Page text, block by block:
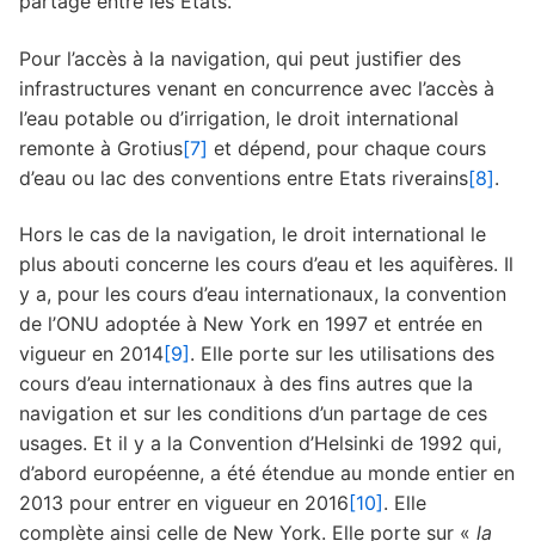
Pour l’accès à la navigation, qui peut justiﬁer des
infrastructures venant en concurrence avec l’accès à
l’eau potable ou d’irrigation, le droit international
remonte à Grotius[7] et dépend, pour chaque cours
d’eau ou lac des conventions entre Etats riverains[8].
Hors le cas de la navigation, le droit international le
plus abouti concerne les cours d’eau et les aquifères. Il
y a, pour les cours d’eau internationaux, la convention
de l’ONU adoptée à New York en 1997 et entrée en
vigueur en 2014[9] . Elle porte sur les utilisations des
cours d’eau internationaux à des ﬁns autres que la
navigation et sur les conditions d’un partage de ces
usages. Et il y a la Convention d’Helsinki de 1992 qui,
d’abord européenne, a été étendue au monde entier en
2013 pour entrer en vigueur en 2016 [10] . Elle
complète ainsi celle de New York. Elle porte sur « la